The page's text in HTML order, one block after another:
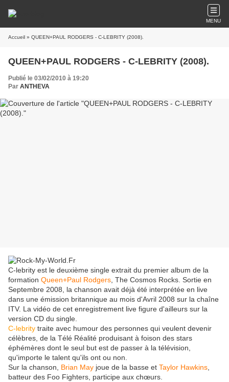
MENU
Accueil » QUEEN+PAUL RODGERS - C-LEBRITY (2008).
QUEEN+PAUL RODGERS - C-LEBRITY (2008).
Publié le 03/02/2010 à 19:20
Par ANTHEVA
C-lebrity est le deuxième single extrait du premier album de la
formation Queen+Paul Rodgers , The Cosmos Rocks. Sortie en
Septembre 2008, la chanson avait déjà été interprétée en live
dans une émission britannique au mois d'Avril 2008 sur la chaîne
ITV. La vidéo de cet enregistrement live figure d'ailleurs sur la
version CD du single.
C-lebrity traite avec humour des personnes qui veulent devenir
célèbres, de la Télé Réalité produisant à foison des stars
éphémères dont le seul but est de passer à la télévision,
qu'importe le talent qu'ils ont ou non.
Sur la chanson, Brian May joue de la basse et Taylor Hawkins
batteur des Foo Fighters, participe aux chœurs.